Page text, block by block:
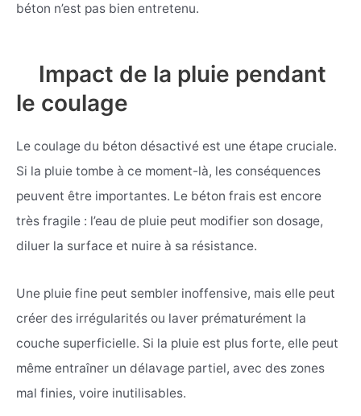
béton n’est pas bien entretenu.
Impact de la pluie pendant
le coulage
Le coulage du béton désactivé est une étape cruciale.
Si la pluie tombe à ce moment-là, les conséquences
peuvent être importantes. Le béton frais est encore
très fragile : l’eau de pluie peut modifier son dosage,
diluer la surface et nuire à sa résistance.
Une pluie fine peut sembler inoffensive, mais elle peut
créer des irrégularités ou laver prématurément la
couche superficielle. Si la pluie est plus forte, elle peut
même entraîner un délavage partiel, avec des zones
mal finies, voire inutilisables.